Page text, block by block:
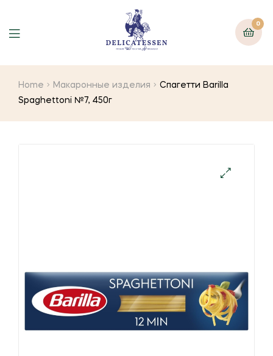
0
Home Макаронные изделия
Спагетти Barilla
Spaghettoni №7, 450г